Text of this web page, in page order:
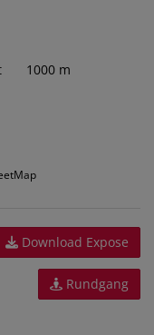
1000 m
Download Expose
Rundgang